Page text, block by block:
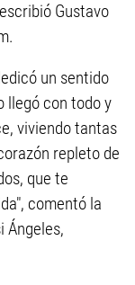
Gustavo
un sentido
llegó con todo y
viviendo tantas
repleto de
que te
comentó la
Ángeles,